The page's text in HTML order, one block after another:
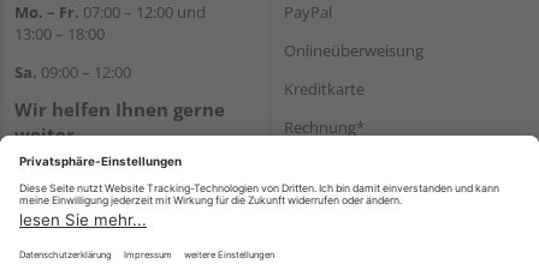
Mo. – Fr. 07:00 – 12:00 und
13:00 – 18:00
Sa. 09:00 – 12:00
Wir helfen Ihnen gerne
weiter
Tel.:+49 8122 14197
E-Mail:vertrieb@holz-liebl.de
PayPal
Onlineüberweisung
Kreditkarte
Rechnung*
Versand